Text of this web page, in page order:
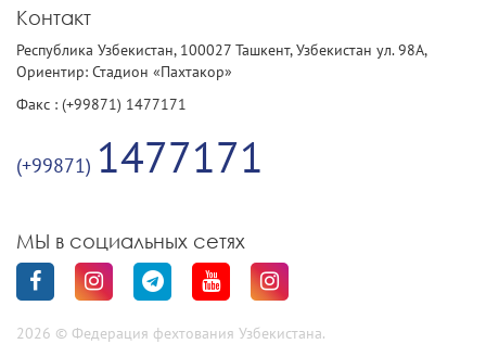
Контакт
Республика Узбекистан, 100027 Ташкент, Узбекистан ул. 98А,
Ориентир: Стадион «Пахтакор»
Факс : (+99871) 1477171
(+99871) 1477171
МЫ в социальных сетях
2026 © Федерация фехтования Узбекистана.